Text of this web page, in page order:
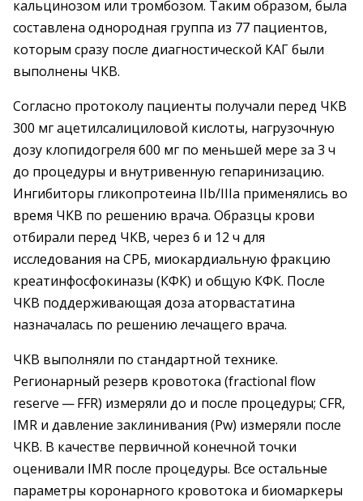
кальцинозом или тромбозом. Таким образом, была
составлена однородная группа из 77 пациентов,
которым сразу после диагностической КАГ были
выполнены ЧКВ.
Согласно протоколу пациенты получали перед ЧКВ
300 мг ацетилсалициловой кислоты, нагрузочную
дозу клопидогреля 600 мг по меньшей мере за 3 ч
до процедуры и внутривенную гепаринизацию.
Ингибиторы гликопротеина IIb/IIIa применялись во
время ЧКВ по решению врача. Образцы крови
отбирали перед ЧКВ, через 6 и 12 ч для
исследования на СРБ, миокардиальную фракцию
креатинфосфокиназы (КФК) и общую КФК. После
ЧКВ поддерживающая доза аторвастатина
назначалась по решению лечащего врача.
ЧКВ выполняли по стандартной технике.
Регионарный резерв кровотока (fractional flow
reserve — FFR) измеряли до и после процедуры; CFR,
IMR и давление заклинивания (Pw) измеряли после
ЧКВ. В качестве первичной конечной точки
оценивали IMR после процедуры. Все остальные
параметры коронарного кровотока и биомаркеры